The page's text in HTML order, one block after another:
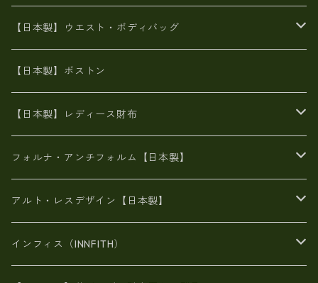
豊岡製
Ａ3サイズ
オイルレザー
エナメル
がま口
リネン
メタリック
スエード
6号蝋引き帆布
火山灰染めバッグ
8号帆布
財布ポシェット
牛革
メタリック
オイルレザー
６号蝋引き帆布
豊岡製品
エナメルクロコ
がま口
帆布
豊岡
豊岡製
牛革
日本製
【日本製】ウエスト・ボディバッグ
帆布
【日本製】ボストン
【日本製】レディース財布
二つ折り財布
がま口財布
スペインレザー
長財布
スペインレザー
L字ファスナー財布
フォルナ・アンチフォルム【日本製】
BAG
財布・小物
アルト・レスデザイン【日本製】
BAG
インフィス（INNFITH）